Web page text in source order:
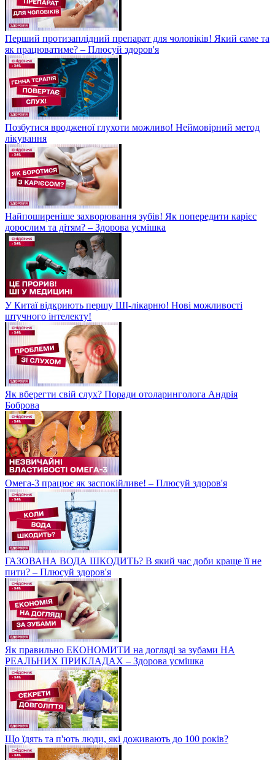
Перший протизаплідний препарат для чоловіків! Який саме та
як працюватиме? – Плюсуй здоров'я
Позбутися вродженої глухоти можливо! Неймовірний метод
лікування
Найпоширеніше захворювання зубів! Як попередити карієс
дорослим та дітям? – Здорова усмішка
У Китаї відкриють першу ШІ-лікарню! Нові можливості
штучного інтелекту!
Як вберегти свій слух? Поради отоларинголога Андрія
Боброва
Омега-3 працює як заспокійливе! – Плюсуй здоров'я
ГАЗОВАНА ВОДА ШКОДИТЬ? В який час доби краще її не
пити? – Плюсуй здоров'я
Як правильно ЕКОНОМИТИ на догляді за зубами НА
РЕАЛЬНИХ ПРИКЛАДАХ – Здорова усмішка
Що їдять та п'ють люди, які доживають до 100 років?